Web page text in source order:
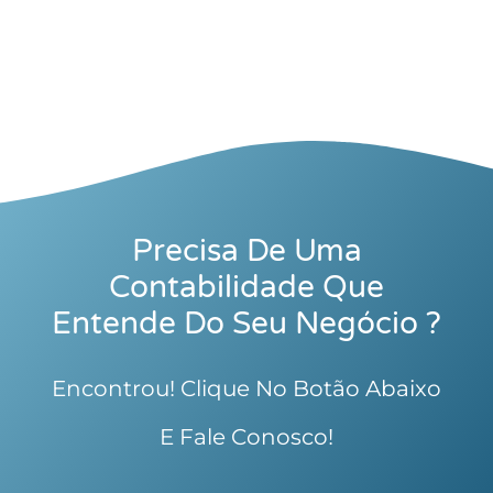
Precisa De Uma
Contabilidade Que
Entende Do Seu Negócio ?
Encontrou! Clique No Botão Abaixo
E Fale Conosco!